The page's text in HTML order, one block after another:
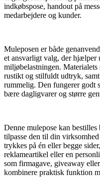
indkøbspose, handout på
medarbejdere og kunder.
Muleposen er både
et ansvarligt valg, der hjælper
miljøbelastningen.
rustikt og stilfuldt udtryk,
rummelig. Den fungerer godt
bære dagligvarer og større
Denne mulepose kan
tilpasse den til din
trykkes på én eller begge
reklameartikel eller en
som firmagave, giveaway
kombinere praktisk funktion